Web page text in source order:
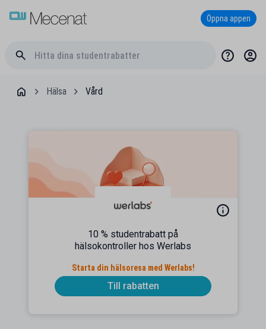
Öppna appen
Hälsa Vård
10 % studentrabatt på
hälsokontroller hos Werlabs
Starta din hälsoresa med Werlabs!
Till rabatten